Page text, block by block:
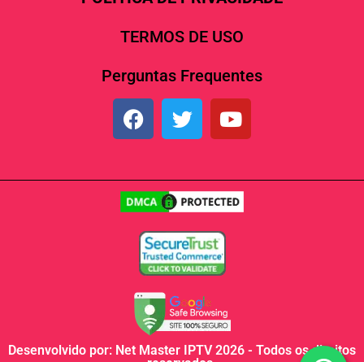
TERMOS DE USO
Perguntas Frequentes
Desenvolvido por: Net Master IPTV 2026 - Todos os direitos